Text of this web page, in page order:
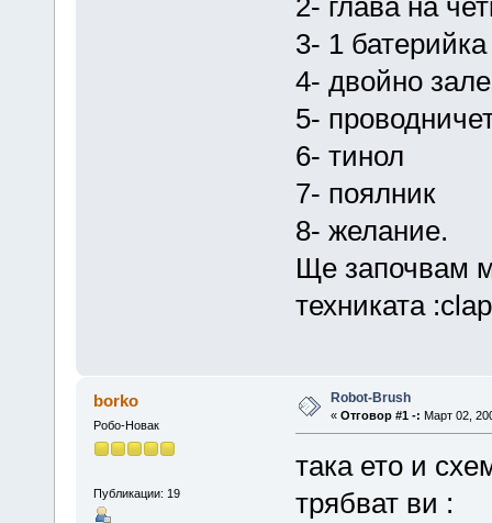
2- глава на
3- 1
4- двойно
5-
6- тинол
7- поялник
8- желание.
Ще започвам
техниката
borko
Робо-Новак
Публикации: 19
Robot-Brush
« Отговор #1 -: Март 02,
така ето и
трябват ви :